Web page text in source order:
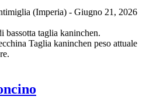
(Imperia) - Giugno 21, 2026
taglia kaninchen.
Taglia kaninchen peso attuale